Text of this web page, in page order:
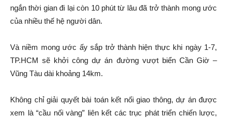
ngắn thời gian đi lại còn 10 phút từ lâu đã trở thành mong ước
của nhiều thế hệ người dân.
Và niềm mong ước ấy sắp trở thành hiện thực khi ngày 1-7,
TP.HCM sẽ khởi công dự án đường vượt biển Cần Giờ –
Vũng Tàu dài khoảng 14km.
Không chỉ giải quyết bài toán kết nối giao thông, dự án được
xem là “cầu nối vàng” liên kết các trục phát triển chiến lược,